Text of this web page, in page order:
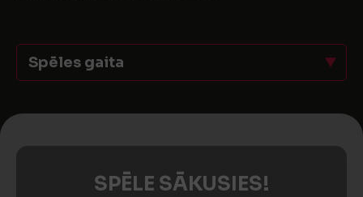
Spēles gaita
SPĒLE SĀKUSIES!